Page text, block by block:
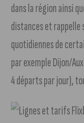
dans la région ainsi
distances et
quotidiennes de
par exemple Dijon/
4 départs par jour),